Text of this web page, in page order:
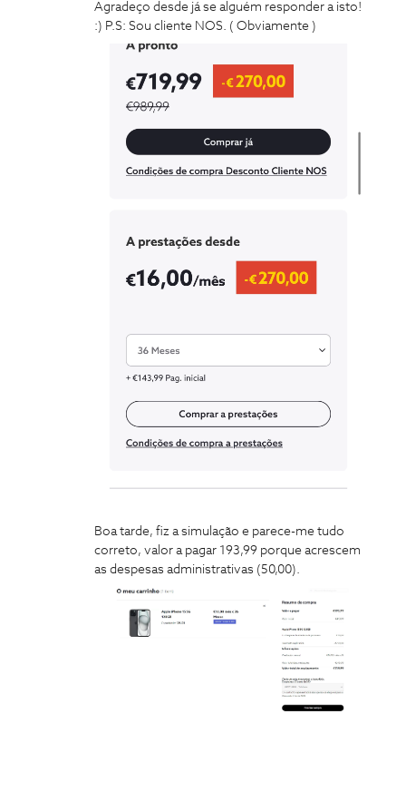
Agradeço desde já se alguém responder a isto!
:) P.S: Sou cliente NOS. ( Obviamente )
Boa tarde, fiz a simulação e parece-me tudo
correto, valor a pagar 193,99 porque acrescem
as despesas administrativas (50,00).